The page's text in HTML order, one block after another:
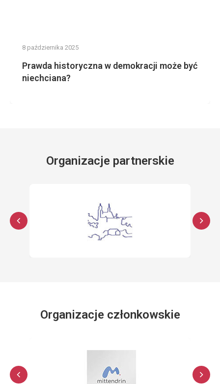
8 października 2025
Prawda historyczna w demokracji może być
niechciana?
Organizacje partnerskie
Organizacje członkowskie